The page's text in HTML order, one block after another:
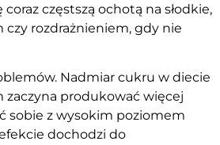
częstszą ochotą na słodkie,
rozdrażnieniem, gdy nie
Nadmiar cukru w diecie
zaczyna produkować więcej
sobie z wysokim poziomem
dochodzi do